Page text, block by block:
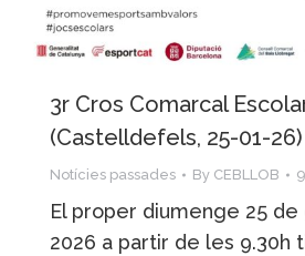
3r Cros Comarcal
(Castelldefels, 25-01-26)
Notícies passades By CEBLLOB
El proper diumenge 25
2026 a partir de les 9.30h